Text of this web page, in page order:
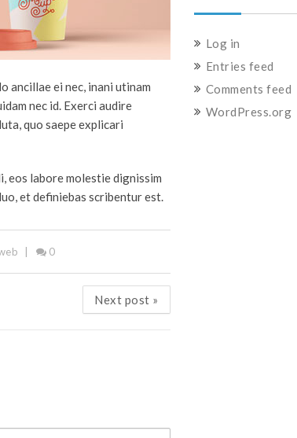
ancillae ei nec, inani utinam
nec id. Exerci audire
quo saepe explicari
eos labore molestie dignissim
et definiebas scribentur est.
0
Next post »
Log in
Entries feed
Comments feed
WordPress.org